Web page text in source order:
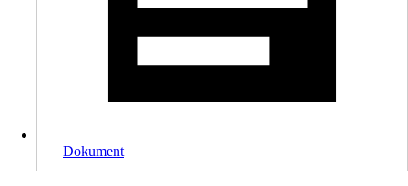
Dokument